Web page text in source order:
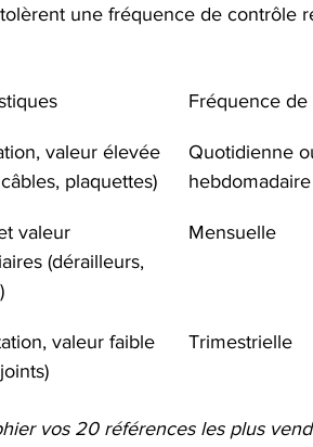
une fréquence de contrôle
Fréquence
valeur élevée
plaquettes)
Quotidienne
hebdomadaire
valeur
(dérailleurs,
Mensuelle
valeur faible
Trimestrielle
vos 20 références les plus